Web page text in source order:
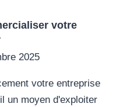
votre
2025
votre entreprise
un moyen d'exploiter